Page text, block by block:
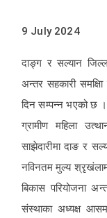
9 July 2024
दाङ्ग र सल्यान
अन्तर सहकारी
दिन सम्पन्न भएको छ ।
ग्रामीण महिला
साझेदारीमा दाङ र
नविनतम मुल्य श्रृखंलामा
बिकास परियोजना
संस्थाका अध्यक्ष